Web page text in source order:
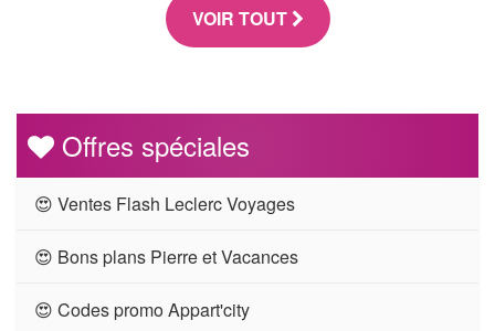
VOIR TOUT
Offres spéciales
😍 Ventes Flash Leclerc Voyages
😍 Bons plans Pierre et Vacances
😍 Codes promo Appart'city